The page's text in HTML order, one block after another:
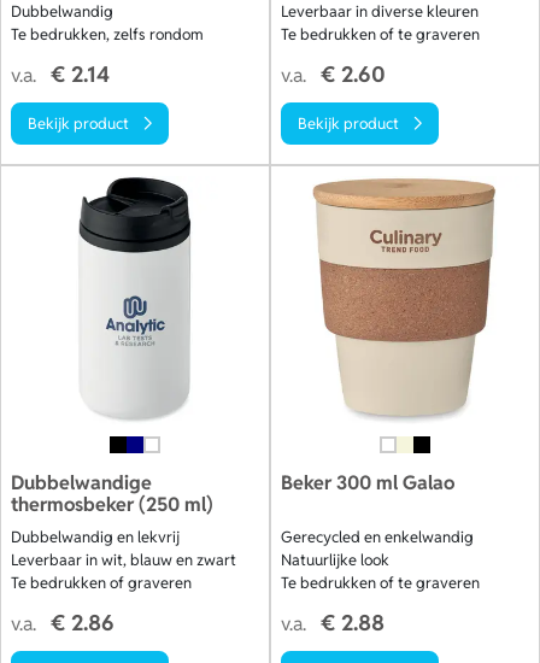
Dubbelwandig
Te bedrukken, zelfs rondom
v.a. € 2.14
Bekijk product
Leverbaar in diverse kleuren
Te bedrukken of te graveren
v.a. € 2.60
Bekijk product
Dubbelwandige
thermosbeker (250 ml)
Dubbelwandig en lekvrij
Leverbaar in wit, blauw en zwart
Te bedrukken of graveren
v.a. € 2.86
Beker 300 ml Galao
Gerecycled en enkelwandig
Natuurlijke look
Te bedrukken of te graveren
v.a. € 2.88